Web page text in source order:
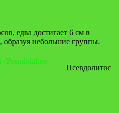
едва достигает 6 см в
образуя небольшие группы.
Псевдолитос